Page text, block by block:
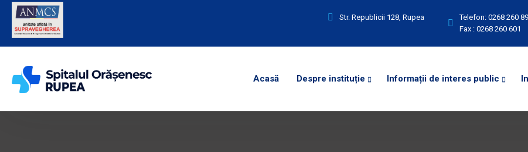
Str. Republicii 128, Rupea Telefon: 0268 260
Fax : 0268 260 601
Acasă Despre instituție Informații de interes public